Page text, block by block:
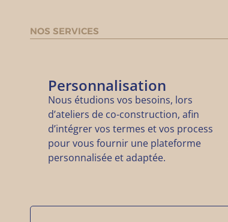
NOS SERVICES
Personnalisation
Nous étudions vos besoins, lors
d’ateliers de co-construction, afin
d’intégrer vos termes et vos process
pour vous fournir une plateforme
personnalisée et adaptée.